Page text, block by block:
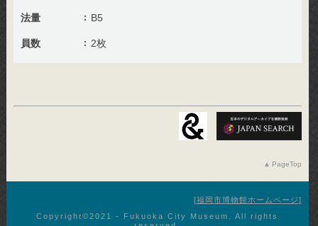
法量 B5
員数 2枚
PageTop
福岡市博物館ホームページ
Copyright©︎2021 - Fukuoka City Museum. All rights